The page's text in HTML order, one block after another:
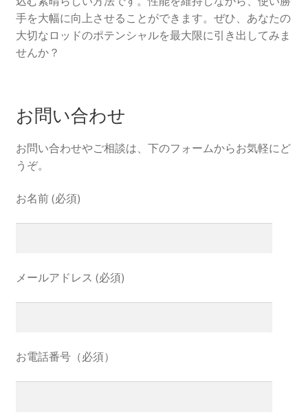
手を大幅に向上させることができます。ぜひ、あなたの
大切なロッドのポテンシャルを最大限に引き出してみま
せんか？
お問い合わせ
お問い合わせやご相談は、下のフォームからお気軽にど
うぞ。
お名前 (必須)
メールアドレス (必須)
お電話番号（必須）